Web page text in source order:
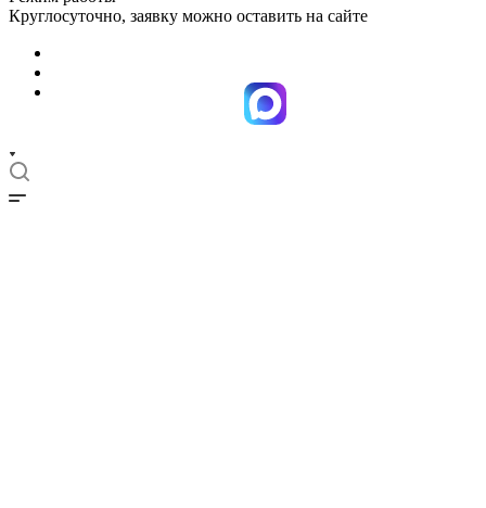
Круглосуточно, заявку можно оставить на сайте